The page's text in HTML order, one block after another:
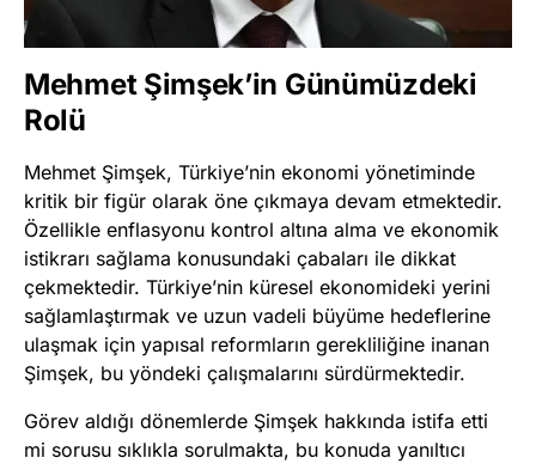
Mehmet Şimşek’in Günümüzdeki
Rolü
Mehmet Şimşek, Türkiye’nin ekonomi yönetiminde
kritik bir figür olarak öne çıkmaya devam etmektedir.
Özellikle enflasyonu kontrol altına alma ve ekonomik
istikrarı sağlama konusundaki çabaları ile dikkat
çekmektedir. Türkiye’nin küresel ekonomideki yerini
sağlamlaştırmak ve uzun vadeli büyüme hedeflerine
ulaşmak için yapısal reformların gerekliliğine inanan
Şimşek, bu yöndeki çalışmalarını sürdürmektedir.
Görev aldığı dönemlerde Şimşek hakkında istifa etti
mi sorusu sıklıkla sorulmakta, bu konuda yanıltıcı